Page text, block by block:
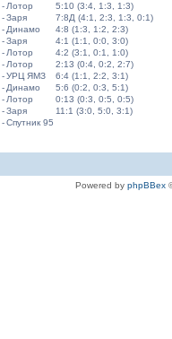
- Лотор
5:10 (3:4, 1:3, 1:3)
-Заря
7:8Д (4:1, 2:3, 1:3, 0:1)
- Динамо
4:8 (1:3, 1:2, 2:3)
-Заря
4:1 (1:1, 0:0, 3:0)
- Лотор
4:2 (3:1, 0:1, 1:0)
- Лотор
2:13 (0:4, 0:2, 2:7)
-УРЦ ЯМЗ
6:4 (1:1, 2:2, 3:1)
- Динамо
5:6 (0:2, 0:3, 5:1)
- Лотор
0:13 (0:3, 0:5, 0:5)
-Заря
11:1 (3:0, 5:0, 3:1)
-Спутник 95
Powered by phpBBex